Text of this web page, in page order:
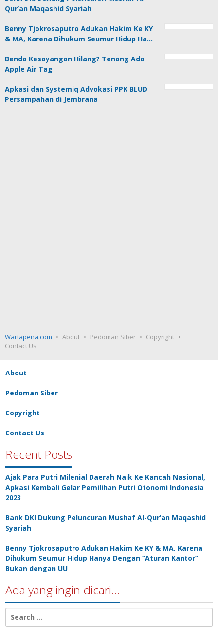
Qur’an Maqashid Syariah
Benny Tjokrosaputro Adukan Hakim Ke KY
& MA, Karena Dihukum Seumur Hidup Ha…
Benda Kesayangan Hilang? Tenang Ada
Apple Air Tag
Apkasi dan Systemiq Advokasi PPK BLUD
Persampahan di Jembrana
Wartapena.com About Pedoman Siber
Copyright
Contact Us
About
Pedoman Siber
Copyright
Contact Us
Recent Posts
Ajak Para Putri Milenial Daerah Naik Ke Kancah Nasional,
Apkasi Kembali Gelar Pemilihan Putri Otonomi Indonesia
2023
Bank DKI Dukung Peluncuran Mushaf Al-Qur’an Maqashid
Syariah
Benny Tjokrosaputro Adukan Hakim Ke KY & MA, Karena
Dihukum Seumur Hidup Hanya Dengan “Aturan Kantor”
Bukan dengan UU
Ada yang ingin dicari…
Search
for: